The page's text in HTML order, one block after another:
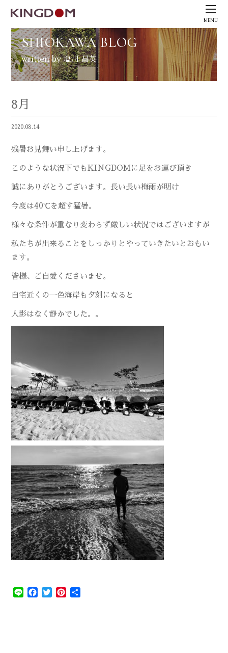
MENU
SHIOKAWA BLOG
written by 塩川 昌英
8月
2020.08.14
残暑お見舞い申し上げます。
このような状況下でもKINGDOMに足をお運び頂き
誠にありがとうございます。長い長い梅雨が明け
今度は40℃を超す猛暑。
様々な条件が重なり変わらず厳しい状況ではございますが
私たちが出来ることをしっかりとやっていきたいとおもい
ます。
皆様、ご自愛くださいませ。
自宅近くの一色海岸も夕刻になると
人影はなく静かでした。。
Line Facebook
TwitterPinterest